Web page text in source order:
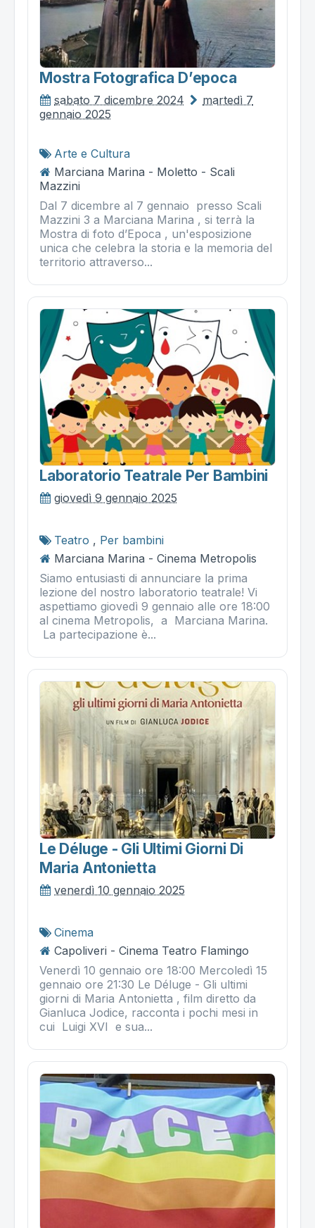
Mostra Fotografica D’epoca
sabato 7 dicembre 2024
martedì 7
gennaio 2025
Arte e Cultura
Marciana Marina - Moletto - Scali
Mazzini
Dal 7 dicembre al 7 gennaio presso Scali
Mazzini 3 a Marciana Marina , si terrà la
Mostra di foto d’Epoca , un'esposizione
unica che celebra la storia e la memoria del
territorio attraverso...
Laboratorio Teatrale Per Bambini
giovedì 9 gennaio 2025
Teatro , Per bambini
Marciana Marina - Cinema Metropolis
Siamo entusiasti di annunciare la prima
lezione del nostro laboratorio teatrale! Vi
aspettiamo giovedì 9 gennaio alle ore 18:00
al cinema Metropolis, a Marciana Marina.
La partecipazione è...
Le Déluge - Gli Ultimi Giorni Di
Maria Antonietta
venerdì 10 gennaio 2025
Cinema
Capoliveri - Cinema Teatro Flamingo
Venerdì 10 gennaio ore 18:00 Mercoledì 15
gennaio ore 21:30 Le Déluge - Gli ultimi
giorni di Maria Antonietta , film diretto da
Gianluca Jodice, racconta i pochi mesi in
cui Luigi XVI e sua...